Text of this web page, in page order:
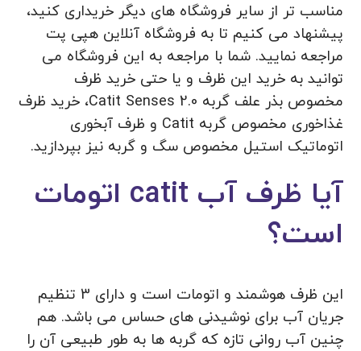
مناسب تر از سایر فروشگاه های دیگر خریداری کنید،
پیشنهاد می کنیم تا به فروشگاه آنلاین هپی پت
مراجعه نمایید. شما با مراجعه به این فروشگاه می
توانید به خرید این ظرف و یا حتی خرید ظرف
مخصوص بذر علف گربه Catit Senses 2.0، خرید ظرف
غذاخوری مخصوص گربه Catit و ظرف آبخوری
اتوماتیک استیل مخصوص سگ و گربه نیز بپردازید.
آیا ظرف آب catit اتومات
است؟
این ظرف هوشمند و اتومات است و دارای 3 تنظیم
جریان آب برای نوشیدنی های حساس می باشد. هم
چنین آب روانی تازه که گربه ها به طور طبیعی آن را